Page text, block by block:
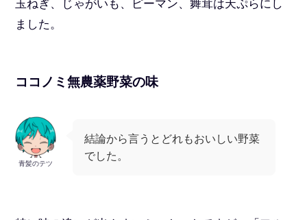
玉ねぎ、じゃがいも、ピーマン、舞茸は天ぷらにし
ました。
ココノミ無農薬野菜の味
青髪のテツ
結論から言うとどれもおいしい野菜
でした。